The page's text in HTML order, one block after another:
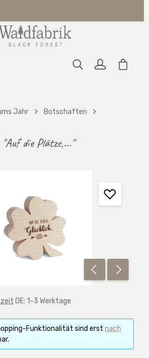
Jahr
Botschaften
die Plätze,..."
DE: 1-3 Werktage
Funktionalität sind erst nach